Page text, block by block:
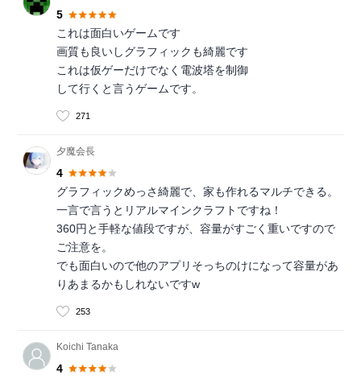
5
これは面白いゲームです
画質も良いしグラフィックも綺麗です
これは仮ゲーだけでなく電波塔を制御
して行くと言うゲームです。
271
夕魔会長
4
グラフィックめっさ綺麗で、家も作れるマルチできる。
一言で言うとリアルマインクラフトですね！
360円と手軽な値段ですが、容量がすごく重いですので
ご注意を。
でも面白いので他のアプリそっちのけになって容量があ
りあまるかもしれないですw
253
Koichi Tanaka
4